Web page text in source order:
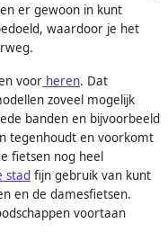
er gewoon in kunt
waardoor je het
voor heren. Dat
zoveel mogelijk
banden en bijvoorbeeld
tegenhoudt en voorkomt
fietsen nog heel
stad fijn gebruik van kunt
en de damesfietsen.
voortaan